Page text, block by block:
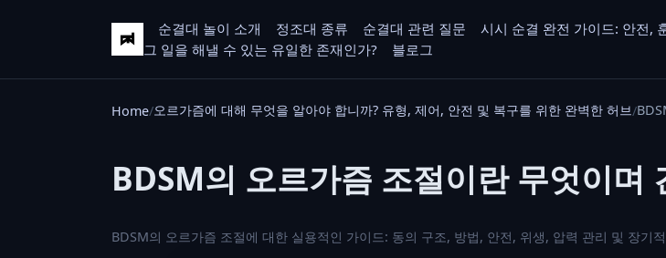
순결대 놀이 소개 정조대 종류 순결대 관련 질문 시시 순결 완전 가이드: 안전,
그 일을 해낼 수 있는 유일한 존재인가?
블로그
Home 오르가즘에 대해 무엇을 알아야 합니까? 유형, 제어, 안전 및 복구를 위한 완벽한 허브
BDSM의 오르가즘 조절이란 무엇이며
BDSM의 오르가즘 조절에 대한 실용적인 가이드: 동의 구조, 방법, 안전, 위생, 압력 관리 및 장기